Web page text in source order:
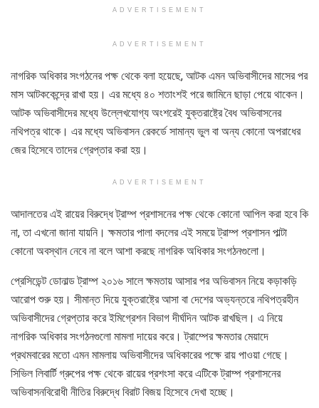
ADVERTISEMENT
ADVERTISEMENT
নাগরিক অধিকার সংগঠনের পক্ষ থেকে বলা হয়েছে, আটক এমন অভিবাসীদের মাসের পর
মাস আটককেন্দ্রে রাখা হয়। এর মধ্যে ৪০ শতাংশই পরে জামিনে ছাড়া পেয়ে থাকেন।
আটক অভিবাসীদের মধ্যে উল্লেখযোগ্য অংশরেই যুক্তরাষ্ট্রে বৈধ অভিবাসনের
নথিপত্র থাকে। এর মধ্যে অভিবাসন রেকর্ডে সামান্য ভুল বা অন্য কোনো অপরাধের
জের হিসেবে তাদের গ্রেপ্তার করা হয়।
ADVERTISEMENT
আদালতের এই রায়ের বিরুদ্ধে ট্রাম্প প্রশাসনের পক্ষ থেকে কোনো আপিল করা হবে কি
না, তা এখনো জানা যায়নি। ক্ষমতার পালা বদলের এই সময়ে ট্রাম্প প্রশাসন পাল্টা
কোনো অবস্থান নেবে না বলে আশা করছে নাগরিক অধিকার সংগঠনগুলো।
প্রেসিডেন্ট ডোনাল্ড ট্রাম্প ২০১৬ সালে ক্ষমতায় আসার পর অভিবাসন নিয়ে কড়াকড়ি
আরোপ শুরু হয়। সীমান্ত দিয়ে যুক্তরাষ্ট্রে আসা বা দেশের অভ্যন্তরে নথিপত্রহীন
অভিবাসীদের গ্রেপ্তার করে ইমিগ্রেশন বিভাগ দীর্ঘদিন আটক রাখছিল। এ নিয়ে
নাগরিক অধিকার সংগঠনগুলো মামলা দায়ের করে। ট্রাম্পের ক্ষমতার মেয়াদে
প্রথমবারের মতো এমন মামলায় অভিবাসীদের অধিকারের পক্ষে রায় পাওয়া গেছে।
সিভিল লিবার্টি গ্রুপের পক্ষ থেকে রায়ের প্রশংসা করে এটিকে ট্রাম্প প্রশাসনের
অভিবাসনবিরোধী নীতির বিরুদ্ধে বিরাট বিজয় হিসেবে দেখা হচ্ছে।